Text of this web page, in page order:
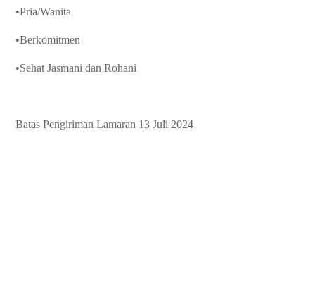
•Pria/Wanita
•Berkomitmen
•Sehat Jasmani dan Rohani
Batas Pengiriman Lamaran 13 Juli 2024